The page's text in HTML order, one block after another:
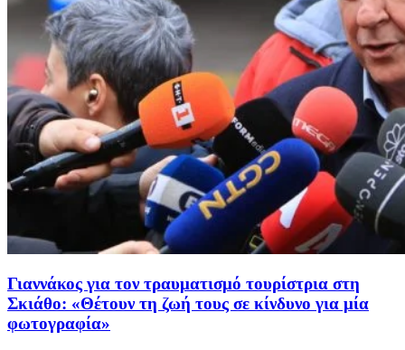
Γιαννάκος για τον τραυματισμό τουρίστρια στη
Σκιάθο: «Θέτουν τη ζωή τους σε κίνδυνο για μία
φωτογραφία»